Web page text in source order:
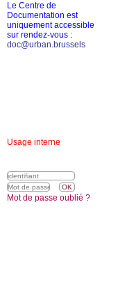
Le Centre de
Documentation est
uniquement accessible
sur rendez-vous :
doc@urban.brussels
Usage interne
Mot de passe oublié ?